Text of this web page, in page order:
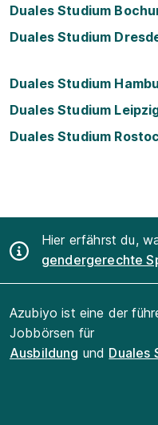
Duales Studium
Duales Studium
Duales Studium
Duales Studium
Duales Studium
Hier erfährst du,
gendergerechte
Azubiyo ist eine der
Jobbörsen für
Ausbildung und Duales